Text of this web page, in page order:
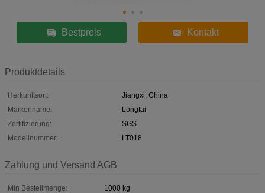
Bestpreis Kontakt
Produktdetails
Herkunftsort:
Jiangxi, China
Markenname:
Longtai
Zertifizierung:
SGS
Modellnummer:
LT018
Zahlung und Versand AGB
Min Bestellmenge:
1000 kg